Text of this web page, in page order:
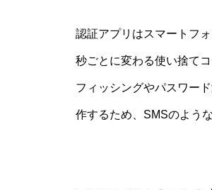
認証アプリはスマートフ
秒ごとに変わる使い捨て
フィッシングやパスワー
作するため、SMSのよう